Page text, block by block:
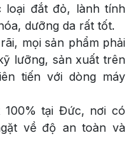
loại đắt đỏ, lành tính
dưỡng da rất tốt.
mọi sản phẩm phải
lưỡng, sản xuất trên
tiến với dòng máy
100% tại Đức, nơi có
về độ an toàn và